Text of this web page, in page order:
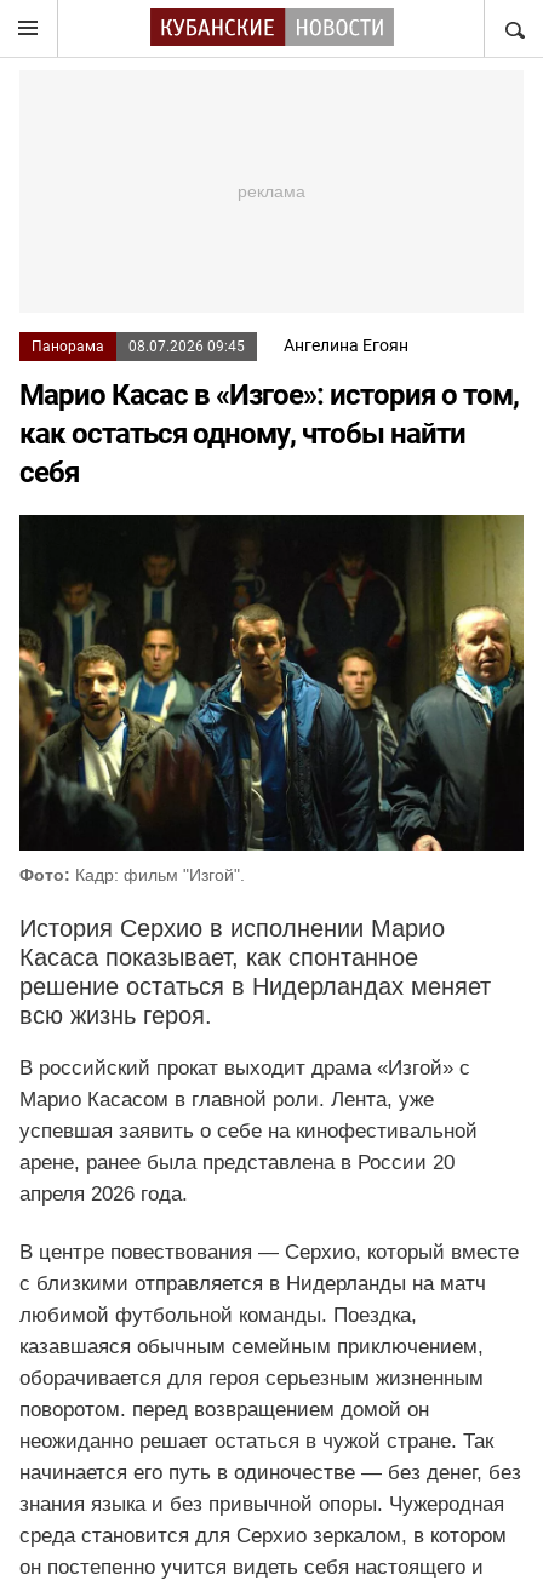
Панорама 08.07.2026 09:45 Ангелина Егоян
Марио Касас в «Изгое»: история о том,
как остаться одному, чтобы найти
себя
Фото: Кадр: фильм "Изгой".
История Серхио в исполнении Марио
Касаса показывает, как спонтанное
решение остаться в Нидерландах меняет
всю жизнь героя.
В российский прокат выходит драма «Изгой» с
Марио Касасом в главной роли. Лента, уже
успевшая заявить о себе на кинофестивальной
арене, ранее была представлена в России 20
апреля 2026 года.
В центре повествования — Серхио, который вместе
с близкими отправляется в Нидерланды на матч
любимой футбольной команды. Поездка,
казавшаяся обычным семейным приключением,
оборачивается для героя серьезным жизненным
поворотом. перед возвращением домой он
неожиданно решает остаться в чужой стране. Так
начинается его путь в одиночестве — без денег, без
знания языка и без привычной опоры. Чужеродная
среда становится для Серхио зеркалом, в котором
он постепенно учится видеть себя настоящего и